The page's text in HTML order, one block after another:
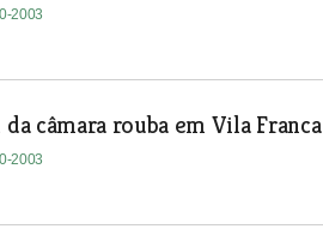
2003
da câmara rouba em Vila Franca
2003